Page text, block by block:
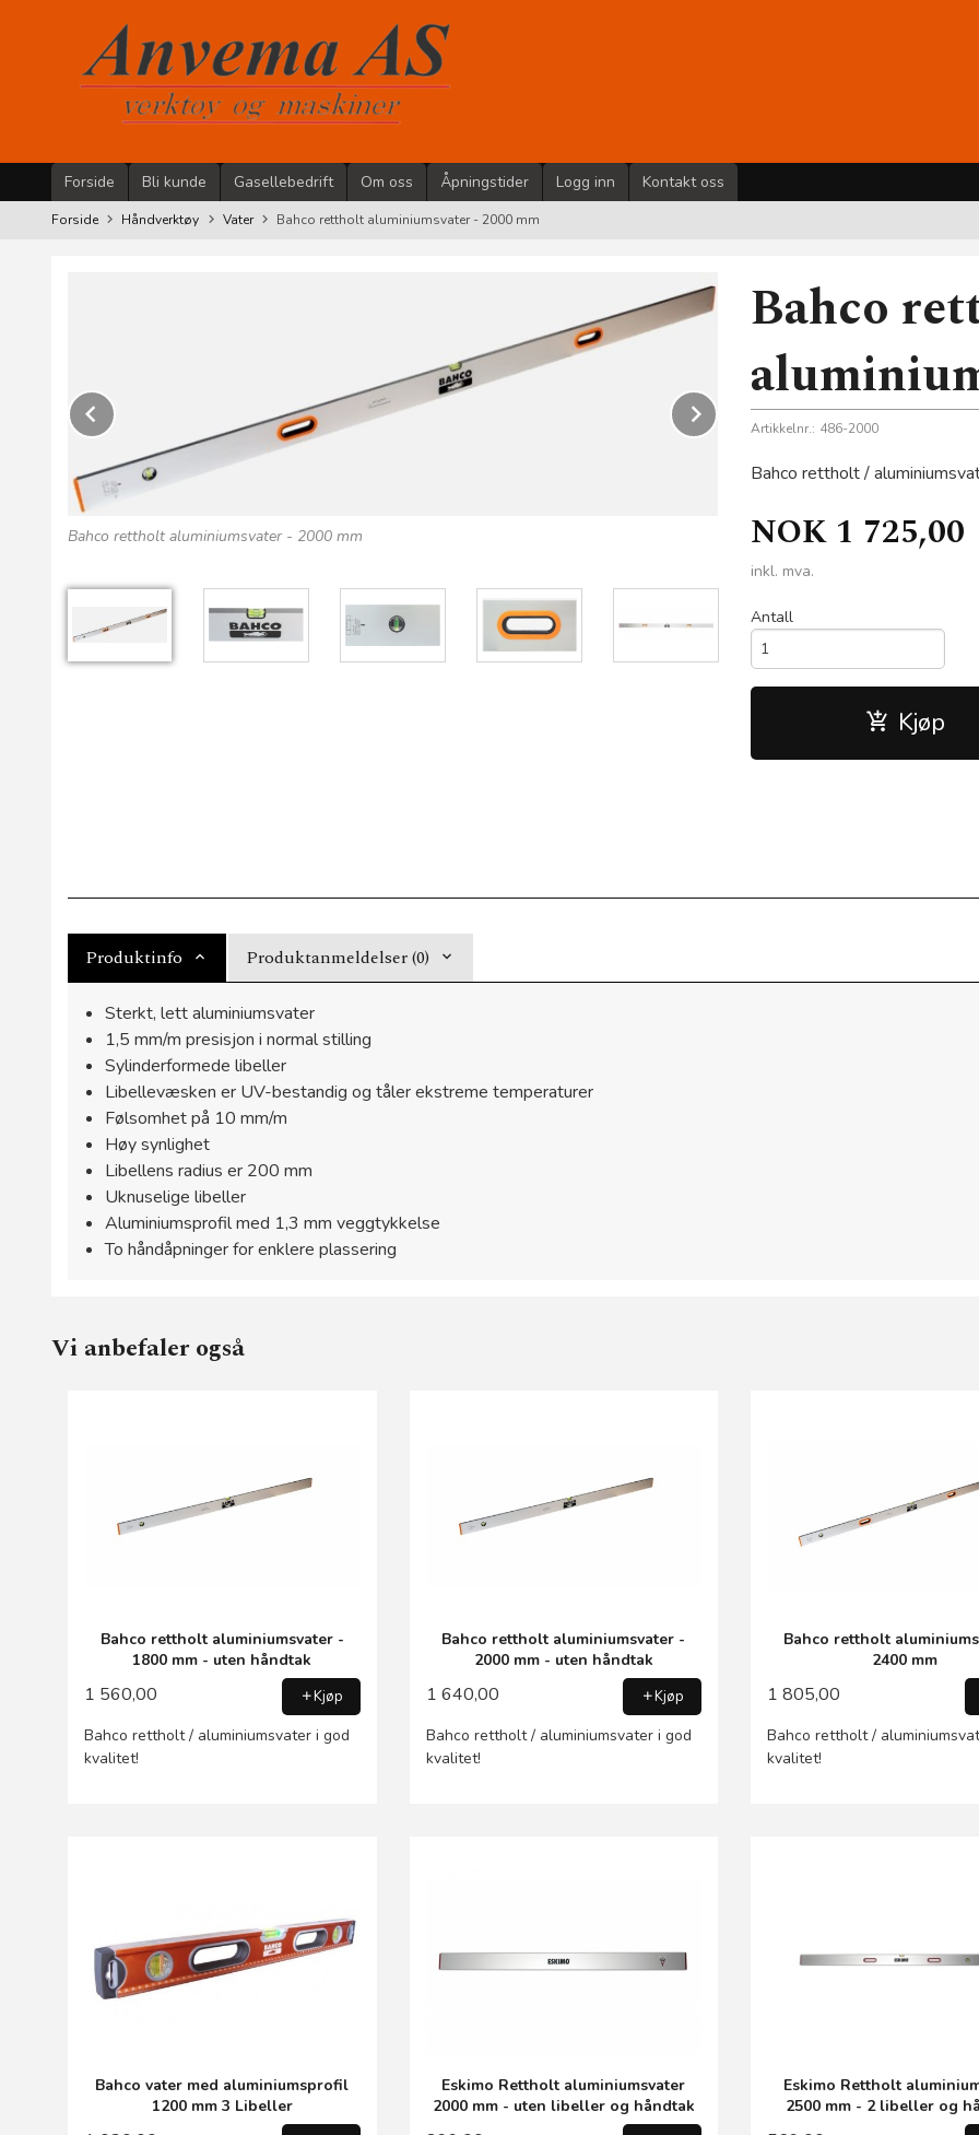
Forside Bli kunde Gasellebedrift Om oss Åpningstider Logg inn Kontakt oss
Forside Håndverktøy Vater Bahco rettholt aluminiumsvater - 2000 mm
Bahco rettholt aluminiumsvater - 2000 mm Bahco rettholt aluminiumsvater -
Next
Bahco
Artikkelnr.: 486-2000
Bahco rettholt /
NOK 1 725,00
inkl. mva.
Antall
Kjøp
Produktinfo Produktanmeldelser (0)
Sterkt, lett aluminiumsvater
1,5 mm/m presisjon i normal stilling
Sylinderformede libeller
Libellevæsken er UV-bestandig og tåler ekstreme temperaturer
Følsomhet på 10 mm/m
Høy synlighet
Libellens radius er 200 mm
Uknuselige libeller
Aluminiumsprofil med 1,3 mm veggtykkelse
To håndåpninger for enklere plassering
Vi anbefaler også
Bahco rettholt aluminiumsvater -
1800 mm - uten håndtak
1 560,00 Kjøp
Bahco rettholt / aluminiumsvater i god
kvalitet!
Bahco rettholt aluminiumsvater -
2000 mm - uten håndtak
1 640,00 Kjøp
Bahco rettholt / aluminiumsvater i god
kvalitet!
Bahco rettholt
2400 mm
1 805,00
Bahco rettholt /
kvalitet!
Bahco vater med aluminiumsprofil
1200 mm 3 Libeller
Eskimo Rettholt aluminiumsvater
2000 mm - uten libeller og håndtak
Eskimo Rettholt
2500 mm - 2 libeller og